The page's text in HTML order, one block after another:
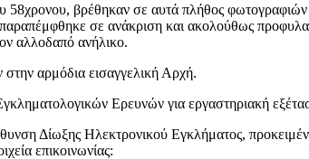
βρέθηκαν σε αυτά πλήθος
σε ανάκριση και ακολούθως
αλλοδαπό ανήλικο.
αρμόδια εισαγγελική Αρχή.
Ερευνών για εργαστηριακή
Δίωξης Ηλεκτρονικού Εγκλήματος,
επικοινωνίας: